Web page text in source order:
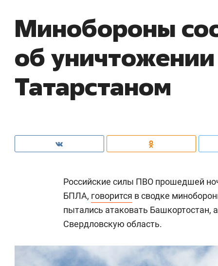
Минобороны
об
Татарстаном
Российские силы ПВО прошедшей
БПЛА, говорится в сводке
пытались атаковать Башкортостан,
Свердловскую область.